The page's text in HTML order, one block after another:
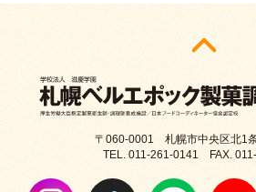
〒060-0001 札幌市中央区北1
TEL. 011-261-0141 FAX.